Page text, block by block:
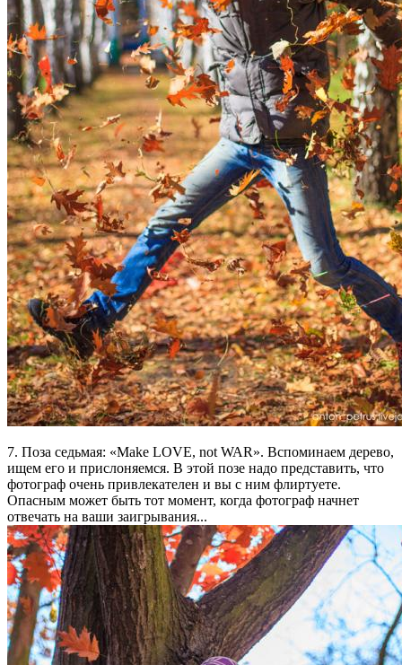
7. Поза седьмая: «Make LOVE, not WAR». Вспоминаем дерево,
ищем его и прислоняемся. В этой позе надо представить, что
фотограф очень привлекателен и вы с ним флиртуете.
Опасным может быть тот момент, когда фотограф начнет
отвечать на ваши заигрывания...